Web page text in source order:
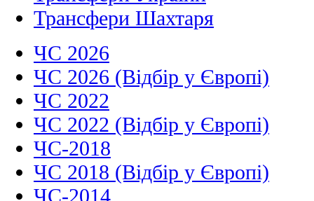
Трансфери Шахтаря
ЧС 2026
ЧС 2026 (Відбір у Європі)
ЧС 2022
ЧС 2022 (Відбір у Європі)
ЧС-2018
ЧС 2018 (Відбір у Європі)
ЧС-2014